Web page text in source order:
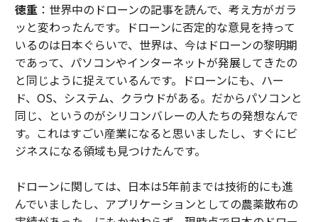
徳重：世界中のドローンの記事を読んで、考え方がガラ
ッと変わったんです。ドローンに否定的な意見を持って
いるのは日本ぐらいで、世界は、今はドローンの黎明期
であって、パソコンやインターネットが発展してきたの
と同じように捉えているんです。ドローンにも、ハー
ド、OS、システム、クラウドがある。だからパソコンと
同じ、というのがシリコンバレーの人たちの発想なんで
す。これはすごい産業になると思いましたし、すぐにビ
ジネスになる領域も見つけたんです。
ドローンに関しては、日本は5年前までは技術的にも進
んでいましたし、アプリケーションとしての農薬散布の